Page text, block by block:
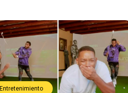
Entretenimiento